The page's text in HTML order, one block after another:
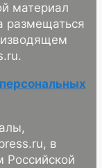
материал
размещаться
в
Российской